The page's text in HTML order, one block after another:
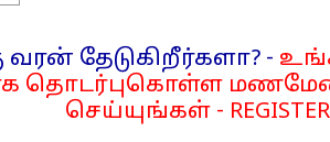
வரன் தேடுகிறீர்களா? -
தொடர்புகொள்ள
செய்யுங்கள் - REGISTER